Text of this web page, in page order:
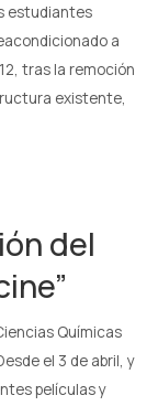
estudiantes
a
tras la remoción
existente,
del
Químicas
el 3 de abril, y
películas y